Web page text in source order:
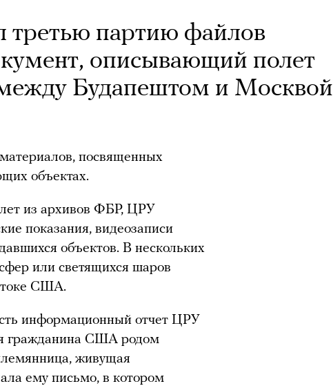
третью партию файлов
описывающий полет
между Будапештом и Москвой
посвященных
объектах.
из архивов ФБР, ЦРУ
показания, видеозаписи
объектов. В нескольких
или светящихся шаров
США.
информационный отчет ЦРУ
гражданина США родом
живущая
ему письмо, в котором